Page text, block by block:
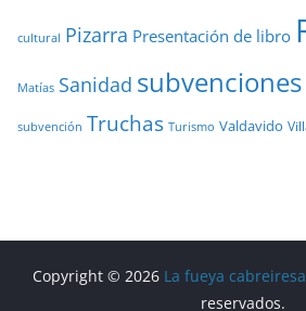
cultural Pizarra Presentación de libro
Matías Sanidad subvenciones
subvención Truchas Turismo Valdavido
Copyright © 2026 La fueya cabreiresa
reservados.